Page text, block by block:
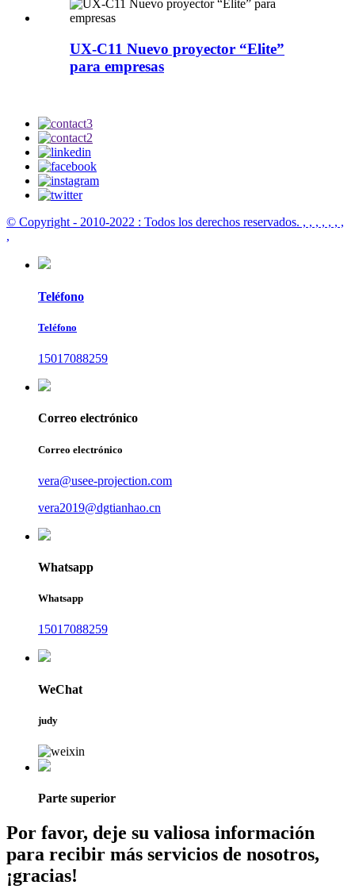
UX-C11 Nuevo proyector “Elite”
para empresas
© Copyright - 2010-2022 : Todos los derechos reservados. , , , , , , ,
,
Teléfono
Teléfono
15017088259
Correo electrónico
Correo electrónico
vera@usee-projection.com
vera2019@dgtianhao.cn
Whatsapp
Whatsapp
15017088259
WeChat
judy
Parte superior
Por favor, deje su valiosa información
para recibir más servicios de nosotros,
¡gracias!